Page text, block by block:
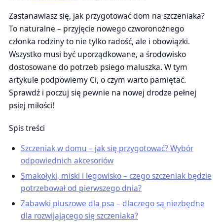
Zastanawiasz się, jak przygotować dom na szczeniaka?
To naturalne – przyjęcie nowego czworonożnego
członka rodziny to nie tylko radość, ale i obowiązki.
Wszystko musi być uporządkowane, a środowisko
dostosowane do potrzeb psiego maluszka. W tym
artykule podpowiemy Ci, o czym warto pamiętać.
Sprawdź i poczuj się pewnie na nowej drodze pełnej
psiej miłości!
Spis treści
Szczeniak w domu – jak się przygotować? Wybór
odpowiednich akcesoriów
Smakołyki, miski i legowisko – czego szczeniak będzie
potrzebował od pierwszego dnia?
Zabawki pluszowe dla psa – dlaczego są niezbędne
dla rozwijającego się szczeniaka?